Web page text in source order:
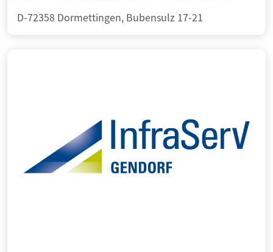
D-72358 Dormettingen, Bubensulz 17-21